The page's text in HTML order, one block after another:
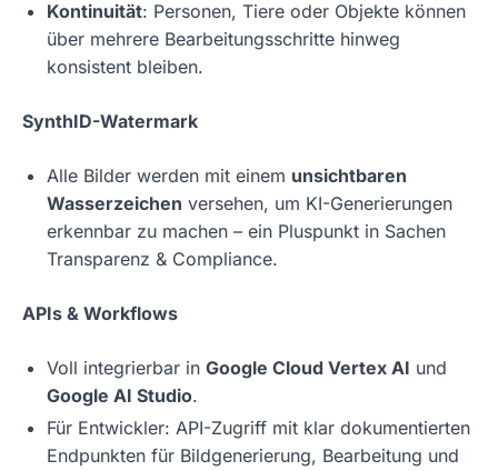
Kontinuität: Personen, Tiere oder Objekte können
über mehrere Bearbeitungsschritte hinweg
konsistent bleiben.
SynthID-Watermark
Alle Bilder werden mit einem unsichtbaren
Wasserzeichen versehen, um KI-Generierungen
erkennbar zu machen – ein Pluspunkt in Sachen
Transparenz & Compliance.
APIs & Workflows
Voll integrierbar in Google Cloud Vertex AI und
Google AI Studio.
Für Entwickler: API-Zugriff mit klar dokumentierten
Endpunkten für Bildgenerierung, Bearbeitung und